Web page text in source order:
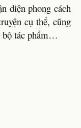
diện phong cách
cụ thể, cũng
bộ tác phẩm…